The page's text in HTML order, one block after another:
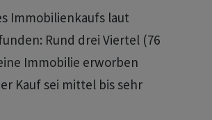
Immobilienkaufs laut
Rund drei Viertel (76
Immobilie erworben
Kauf sei mittel bis sehr